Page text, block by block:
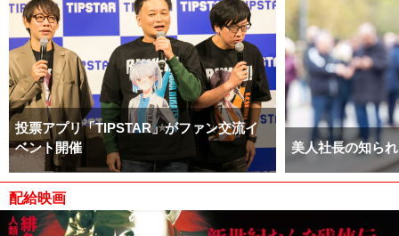
投票アプリ「TIPSTAR」がファン交流イ
ベント開催
美人社長の知ら
配給映画